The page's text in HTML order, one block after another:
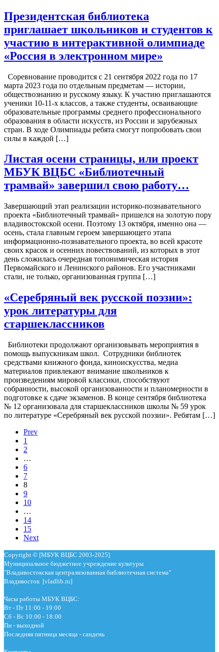
Президентская библиотека
приглашает школьников и студентов к
участию в интерактивной олимпиаде
«Россия в электронном мире»
Соревнование проводится с 21 сентября 2022 года по 17
марта 2023 года по отдельным предметам — истории,
обществознанию и русскому языку. К участию приглашаются
ученики 10-11-х классов, а также студенты, осваивающие
образовательные программы среднего профессионального
образования в области искусств, из России и зарубежных
стран. В ходе Олимпиады ребята смогут попробовать свои
силы в каждой […]
Листая осени страницы, или проект
МБУК ВЦБС «Библиотечный
трамвай» завершил свою работу…
Завершающий этап реализации историко-познавательного
проекта «Библиотечный трамвай» пришелся на золотую пору
владивостокской осени. Поэтому 13 октября, именно она —
осень, стала главным героем завершающего этапа
информационно-познавательного проекта, во всей красоте
своих красок и осенних повествований, из которых в этот
день сложилась очередная топонимическая история
Первомайского и Ленинского районов. Его участниками
стали, не только, организованная группа […]
«Серебряный век русской поэзии»:
урок литературы для
старшеклассников
Библиотеки продолжают организовывать мероприятия в
помощь выпускникам школ. Сотрудники библиотек
средствами книжного фонда, киноискусства, медиа
материалов привлекают внимание школьников к
произведениям мировой классики, способствуют
собранности, высокой организованности и планомерности в
подготовке к сдаче экзаменов. В конце сентября библиотека
№ 12 организовала для старшеклассников школы № 59 урок
по литературе «Серебряный век русской поэзии». Ребятам […]
Prev
1
2
…
6
7
8
9
10
…
14
15
Next
Copyright © [МБУК ВЦБС 2003-2025]
Муниципальное бюджетное учреждение культуры
"Владивостокская централизованная библиотечная система"
Владивосток [vladlib.ru]
Часы работы МБУК ВЦБС:
Вт - Пт 11:00 - 19:00
Сб - Вс 10:00 - 18:00
Пн - выходной
Последняя пятница месяца - сандень